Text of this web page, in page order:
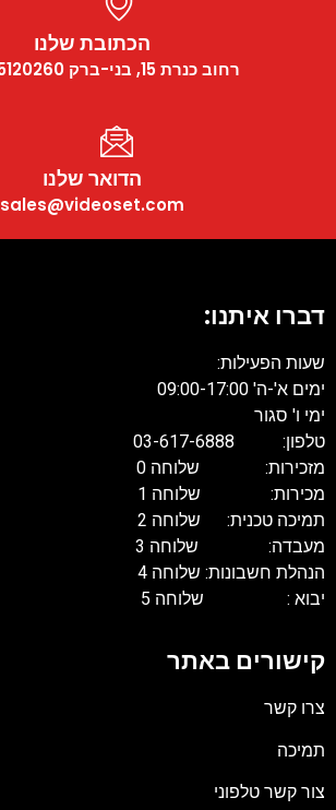
הכתובת שלנו
רחוב כנרת 15, בני-ברק 5120260 ישראל
הדואר שלנו
sales@videoset.com
דברו איתנו:
שעות הפעילות:
ימים א'-ה' 09:00-17:00
ימי ו' סגור
טלפון: 03-617-6888
מזכירות: שלוחה 0
מכירות: שלוחה 1
תמיכה טכנית: שלוחה 2
מעבדה: שלוחה 3
הנהלת חשבונות: שלוחה 4
יבוא : שלוחה 5
קישורים באתר
צרו קשר
תמיכה
צור קשר טלפוני